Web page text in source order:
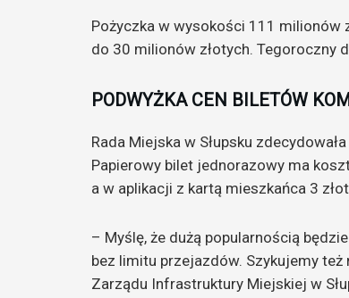
Pożyczka w wysokości 111 milionów
do 30 milionów złotych. Tegoroczny
PODWYŻKA CEN BILETÓW
Rada Miejska w Słupsku
Papierowy bilet jednorazowy ma
a w aplikacji z kartą mieszkańca 3
– Myślę, że dużą popularnością
bez limitu przejazdów. Szykujemy
Zarządu Infrastruktury Miejskiej w